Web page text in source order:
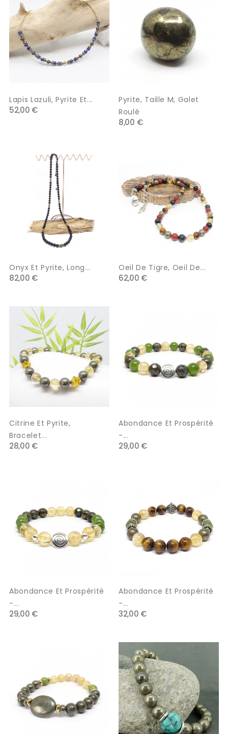
Lapis Lazuli, Pyrite Et...
52,00 €
Pyrite, Taille M, Galet
Roulé
8,00 €
Onyx Et Pyrite, Long...
82,00 €
Oeil De Tigre, Oeil De...
62,00 €
Citrine Et Pyrite,
Bracelet...
28,00 €
Abondance Et Prospérité
-...
29,00 €
Abondance Et Prospérité
-...
29,00 €
Abondance Et Prospérité
-...
32,00 €